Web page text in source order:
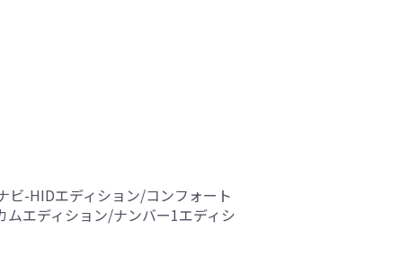
ビ-HIDエディション/コンフォート
エディション/ナンバー1エディシ